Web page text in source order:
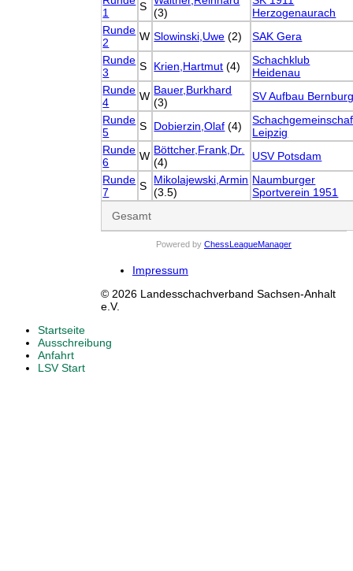
1
S (3)
Herzogenaurach
Runde
2
W Slowinski,Uwe (2)
SAK Gera
Runde
3
S Krien,Hartmut (4)
Schachklub
Heidenau
Runde
4
W Bauer,Burkhard
(3)
SV Aufbau
Runde
5
S Dobierzin,Olaf (4)
Leipzig
Runde
6
W Böttcher,Frank,Dr.
(4)
USV Potsdam
Runde
7
S
Mikolajewski,Armin
(3.5)
Naumburger
Sportverein 1951
Gesamt
Powered by ChessLeagueManager
Impressum
© 2026 Landesschachverband Sachsen-Anhalt
e.V.
Startseite
Ausschreibung
Anfahrt
LSV Start